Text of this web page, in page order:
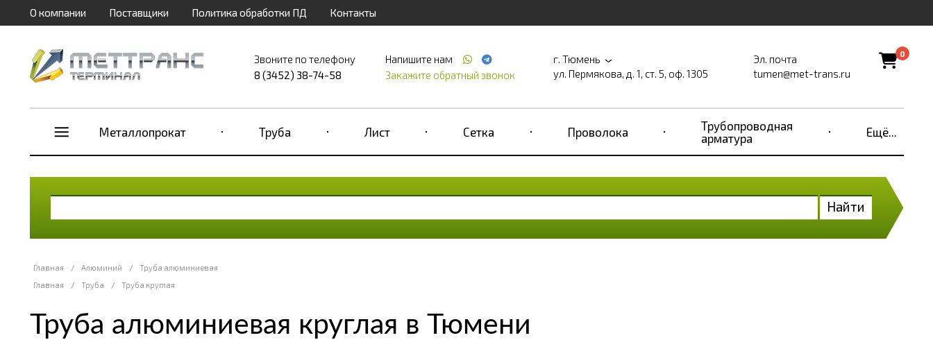
О компании Поставщики Политика обработки ПД Контакты
Звоните по телефону
8 (3452) 38-74-58
Напишите нам
Закажите обратный звонок
г. Тюмень
ул. Пермякова, д. 1, ст. 5, оф. 1305
Эл. почта
tumen@met-trans.ru
0
Металлопрокат Труба Лист Сетка Проволока
Трубопроводная
арматура
Ещё...
Найти
Главная / Алюминий /
Труба алюминиевая
Главная
/ Труба / Труба круглая
Труба алюминиевая круглая в Тюмени